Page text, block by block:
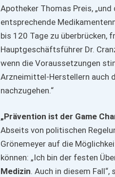
Apotheker Thomas Preis, „und
entsprechende
bis 120 Tage zu überbrücken,
Hauptgeschäftsführer Dr.
wenn die Voraussetzungen
Arzneimittel-Herstellern auch
nachzugehen.“
„Prävention ist der Game
Abseits von politischen
Grönemeyer auf die
können: „Ich bin der festen
Medizin. Auch in diesem